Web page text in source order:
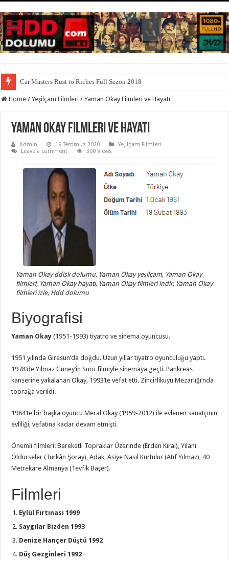
Car Masters Rust to Riches Full Sezon 2018
Home / Yeşilçam Filmleri / Yaman Okay Filmleri ve Hayatı
Yaman Okay Filmleri ve Hayatı
Admin 19 Temmuz 2020
Yeşilçam Filmleri
Leave a comment
300 Views
Yaman Okay ddisk dolumu, Yaman Okay yeşilçam, Yaman Okay
filmleri, Yaman Okay hayatı, Yaman Okay filmleri indir, Yaman Okay
filmleri izle, Hdd dolumu
Biyografisi
Yaman Okay (1951-1993) tiyatro ve sinema oyuncusu.
1951 yılında Giresun’da doğdu. Uzun yıllar tiyatro oyunculuğu yaptı.
1978’de Yılmaz Güney’in Sürü filmiyle sinemaya geçti. Pankreas
kanserine yakalanan Okay, 1993’te vefat etti. Zincirlikuyu Mezarlığı’nda
toprağa verildi.
1984’te bir başka oyuncu Meral Okay (1959-2012) ile evlenen sanatçının
evliliği, vefatına kadar devam etmişti.
Önemli filmleri: Bereketli Topraklar Üzerinde (Erden Kıral), Yılanı
Öldürseler (Türkân Şoray), Adak, Asiye Nasıl Kurtulur (Atıf Yılmaz), 40
Metrekare Almanya (Tevfik Başer).
Filmleri
Eylül Fırtınası 1999
Saygılar Bizden 1993
Denize Hançer Düştü 1992
Düş Gezginleri 1992